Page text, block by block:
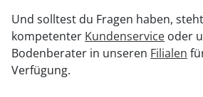
Und solltest du Fragen haben,
kompetenter Kundenservice oder
Bodenberater in unseren Filialen
Verfügung.